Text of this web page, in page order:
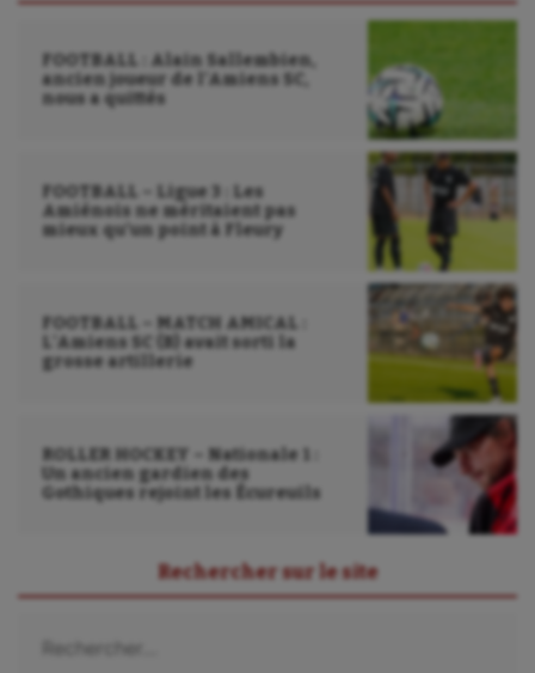
Wakeboard
FOOTBALL : Alain Sallembien,
ancien joueur de l’Amiens SC,
nous a quittés
FOOTBALL – Ligue 3 : Les
Amiénois ne méritaient pas
mieux qu’un point à Fleury
FOOTBALL – MATCH AMICAL :
L’Amiens SC (B) avait sorti la
grosse artillerie
ROLLER HOCKEY – Nationale 1 :
Un ancien gardien des
Gothiques rejoint les Écureuils
Rechercher sur le site